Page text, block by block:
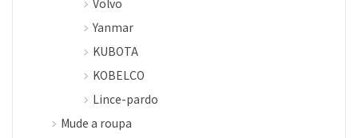
Volvo
Yanmar
KUBOTA
KOBELCO
Lince-pardo
Mude a roupa